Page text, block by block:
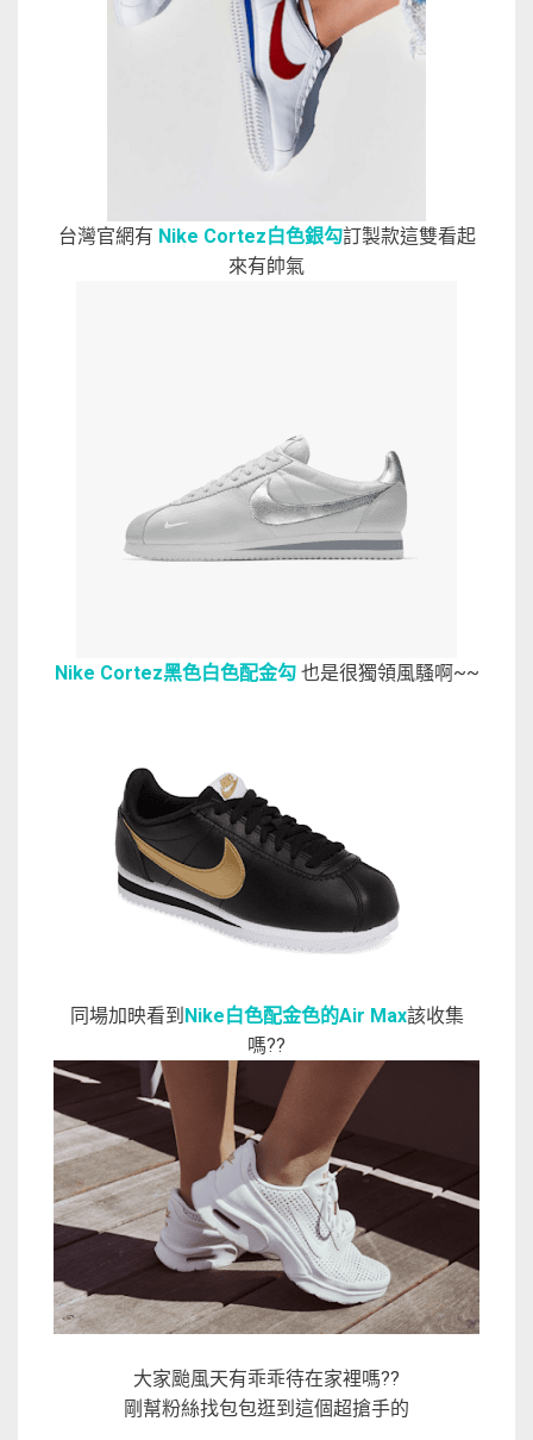
台灣官網有 Nike Cortez白色銀勾訂製款這雙看起
來有帥氣
Nike Cortez黑色白色配金勾也是很獨領風騷啊~~
同場加映看到 Nike白色配金色的Air Max該收集
嗎??
大家颱風天有乖乖待在家裡嗎??
剛幫粉絲找包包逛到這個超搶手的